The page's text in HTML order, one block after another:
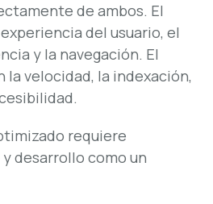
de ambos. El
del usuario, el
y la navegación. El
velocidad, la indexación,
requiere
desarrollo como un